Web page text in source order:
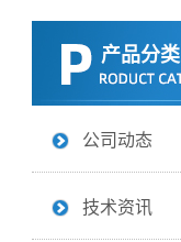
产品分类
公司动态
技术资讯